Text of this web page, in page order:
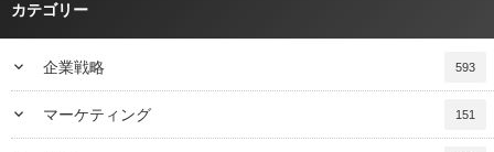
カテゴリー
keyboard_arrow_down 企業戦略 593
keyboard_arrow_down マーケティング 151